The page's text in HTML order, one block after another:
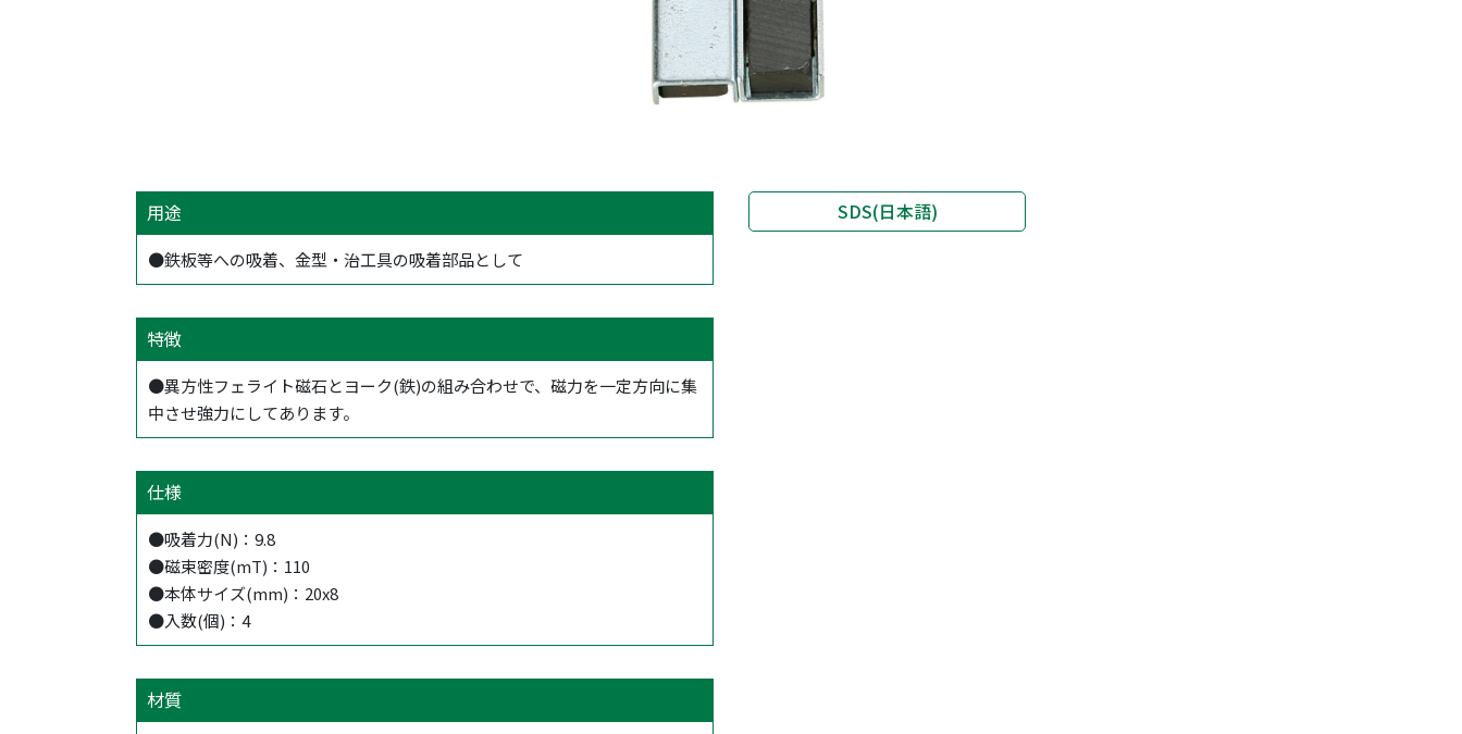
用途
●鉄板等への吸着、金型・治工具の吸着部品として
特徴
●異方性フェライト磁石とヨーク(鉄)の組み合わせで、磁力を一定方向に集
中させ強力にしてあります。
仕様
●吸着力(N)：9.8
●磁束密度(mT)：110
●本体サイズ(mm)：20x8
●入数(個)：4
材質
SDS(日本語)